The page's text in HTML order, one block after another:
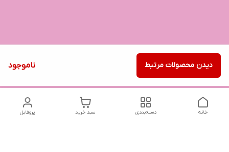
ناموجود دیدن محصولات مرتبط
پروفایل سبد خرید دسته‌بندی خانه